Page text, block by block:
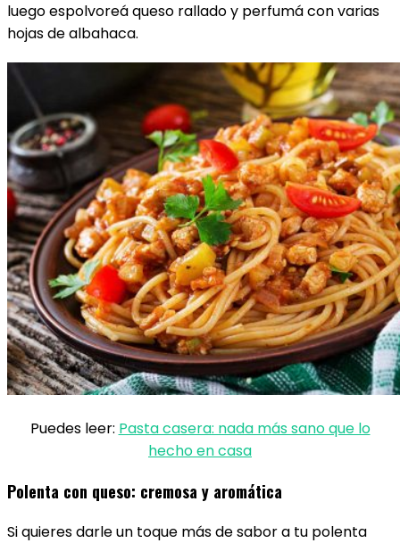
luego espolvoreá queso rallado y perfumá con varias
hojas de albahaca.
Puedes leer: Pasta casera: nada más sano que lo
hecho en casa
Polenta con queso: cremosa y aromática
Si quieres darle un toque más de sabor a tu polenta